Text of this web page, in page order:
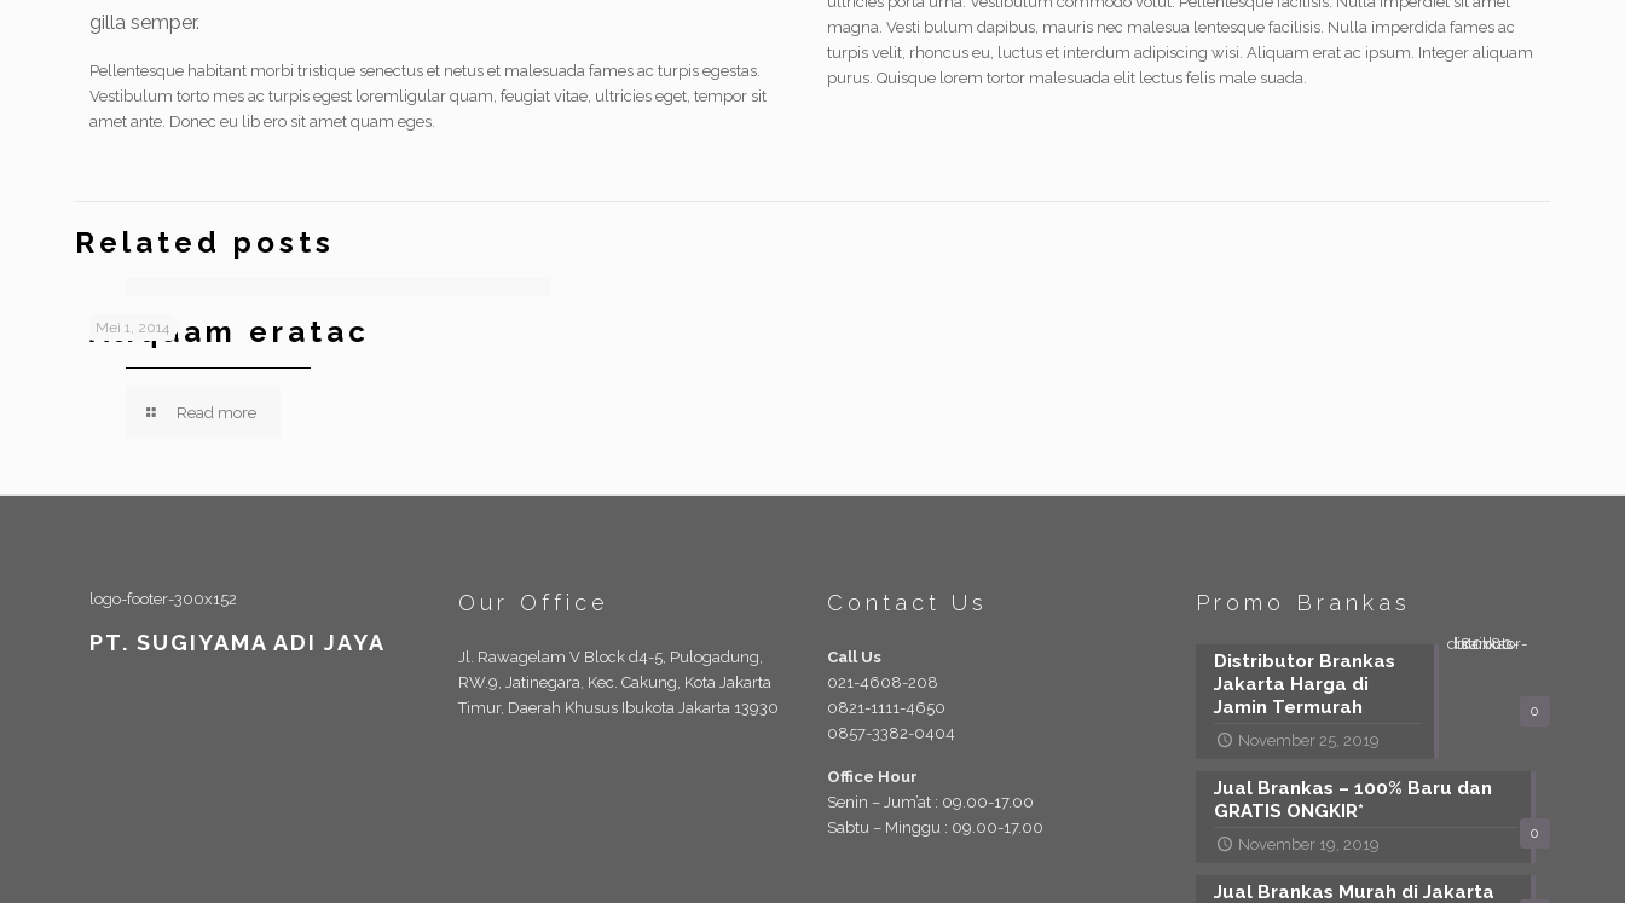
gilla semper.
Pellentesque habitant morbi tristique senectus et netus et malesuada fames ac turpis egestas.
Vestibulum torto mes ac turpis egest loremligular quam, feugiat vitae, ultricies eget, tempor sit
amet ante. Donec eu lib ero sit amet quam eges.
magna. Vesti bulum dapibus, mauris nec malesua lentesque facilisis. Nulla imperdida fames ac
turpis velit, rhoncus eu, luctus et interdum adipiscing wisi. Aliquam erat ac ipsum. Integer aliquam
purus. Quisque lorem tortor malesuada elit lectus felis male suada.
Related posts
Mei 1, 2014
Aliquam eratac
Read more
PT. SUGIYAMA ADI JAYA
Our Office
Jl. Rawagelam V Block d4-5, Pulogadung,
RW.9, Jatinegara, Kec. Cakung, Kota Jakarta
Timur, Daerah Khusus Ibukota Jakarta 13930
Contact Us
Call Us
021-4608-208
0821-1111-4650
0857-3382-0404
Office Hour
Senin – Jum’at : 09.00-17.00
Sabtu – Minggu : 09.00-17.00
Promo Brankas
0
Distributor Brankas
Jakarta Harga di
Jamin Termurah
November 25, 2019
0
Jual Brankas – 100% Baru dan
GRATIS ONGKIR*
November 19, 2019
Jual Brankas Murah di Jakarta